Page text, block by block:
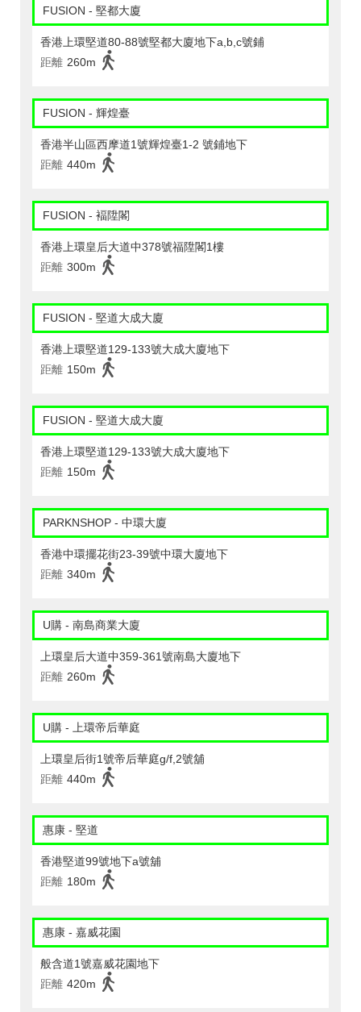
FUSION - 堅都大廈
香港上環堅道80-88號堅都大廈地下a,b,c號鋪
距離 260m
FUSION - 輝煌臺
香港半山區西摩道1號輝煌臺1-2 號鋪地下
距離 440m
FUSION - 褔陞閣
香港上環皇后大道中378號福陞閣1樓
距離 300m
FUSION - 堅道大成大廈
香港上環堅道129-133號大成大廈地下
距離 150m
FUSION - 堅道大成大廈
香港上環堅道129-133號大成大廈地下
距離 150m
PARKNSHOP - 中環大廈
香港中環擺花街23-39號中環大廈地下
距離 340m
U購 - 南島商業大廈
上環皇后大道中359-361號南島大廈地下
距離 260m
U購 - 上環帝后華庭
上環皇后街1號帝后華庭g/f,2號舖
距離 440m
惠康 - 堅道
香港堅道99號地下a號舖
距離 180m
惠康 - 嘉威花園
般含道1號嘉威花園地下
距離 420m